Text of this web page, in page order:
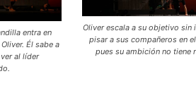
entra en
Él sabe a
al líder
Oliver escala a su objetivo sin
pisar a sus compañeros en
pues su ambición no tiene